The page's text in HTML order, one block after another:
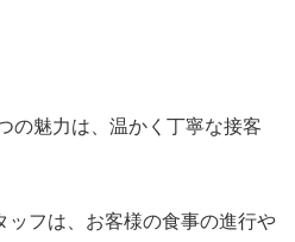
の魅力は、温かく丁寧な接客
ッフは、お客様の食事の進行や